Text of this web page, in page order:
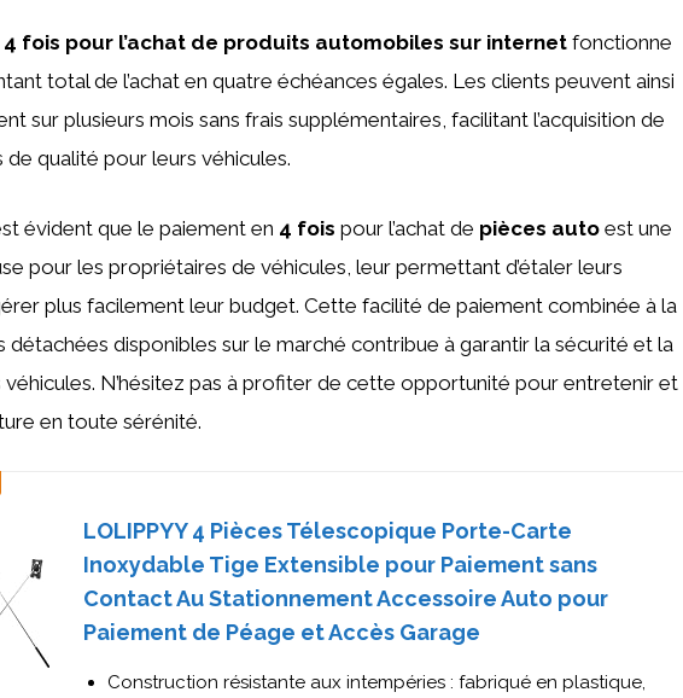
fois pour l’achat de produits automobiles sur internet fonctionne
total de l’achat en quatre échéances égales. Les clients peuvent ainsi
sur plusieurs mois sans frais supplémentaires, facilitant l’acquisition de
qualité pour leurs véhicules.
évident que le paiement en 4 fois pour l’achat de pièces auto est une
pour les propriétaires de véhicules, leur permettant d’étaler leurs
plus facilement leur budget. Cette facilité de paiement combinée à la
détachées disponibles sur le marché contribue à garantir la sécurité et la
N’hésitez pas à profiter de cette opportunité pour entretenir et
en toute sérénité.
LOLIPPYY 4 Pièces Télescopique Porte-Carte
Inoxydable Tige Extensible pour Paiement sans
Contact Au Stationnement Accessoire Auto pour
Paiement de Péage et Accès Garage
Construction résistante aux intempéries : fabriqué en plastique,